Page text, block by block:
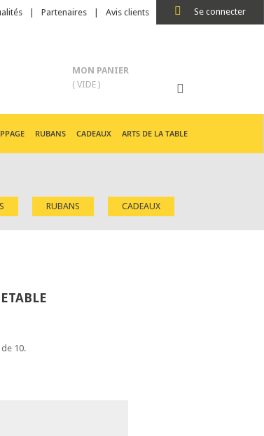
Se connecter
Partenaires Avis clients
MON PANIER
( VIDE )
RUBANS CADEAUX ARTS DE LA TABLE
RUBANS CADEAUX
10.